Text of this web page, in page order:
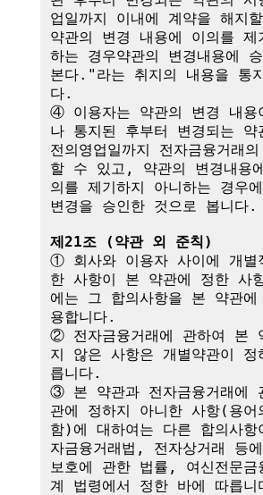
업일까지 이내에 계약을 해지
약관의 변경 내용에 이의를 제
하는 경우약관의 변경내용에
본다."라는 취지의 내용을 통
다.
④ 이용자는 약관의 변경 내용
나 통지된 후부터 변경되는 약
전의영업일까지 전자금융거래
할 수 있고, 약관의 변경내용
의를 제기하지 아니하는 경우
변경을 승인한 것으로 봅니다.
제21조 (약관 외 준칙)
① 회사와 이용자 사이에 개별
한 사항이 본 약관에 정한 사
에는 그 합의사항을 본 약관에
용합니다.
② 전자금융거래에 관하여 본
지 않은 사항은 개별약관이
릅니다.
③ 본 약관과 전자금융거래에
관에 정하지 아니한 사항(용
함)에 대하여는 다른 합의사항
자금융거래법, 전자상거래 등
보호에 관한 법률, 여신전문
계 법령에서 정한 바에 따릅니